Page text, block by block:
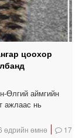
цоохор
Өлгий аймгийн
ажлаас нь
өдрийн өмнө 17